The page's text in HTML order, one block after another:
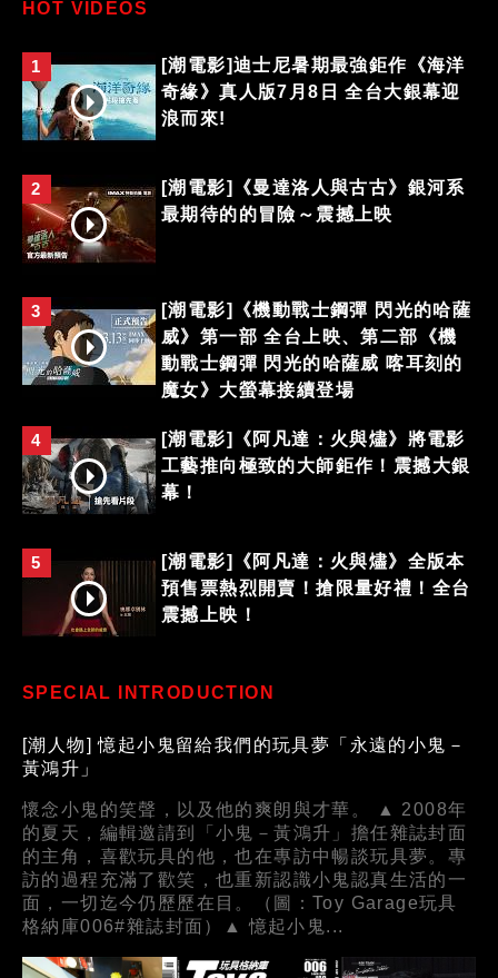
HOT VIDEOS
1
[潮電影]迪士尼暑期最強鉅作《海洋
奇緣》真人版7月8日 全台大銀幕迎
浪而來!
2
[潮電影]《曼達洛人與古古》銀河系
最期待的的冒險～震撼上映
3
[潮電影]《機動戰士鋼彈 閃光的哈薩
威》第一部 全台上映、第二部《機
動戰士鋼彈 閃光的哈薩威 喀耳刻的
魔女》大螢幕接續登場
4
[潮電影]《阿凡達：火與燼》將電影
工藝推向極致的大師鉅作！震撼大銀
幕！
5
[潮電影]《阿凡達：火與燼》全版本
預售票熱烈開賣！搶限量好禮！全台
震撼上映！
SPECIAL INTRODUCTION
[潮人物] 憶起小鬼留給我們的玩具夢「永遠的小鬼－
黃鴻升」
懷念小鬼的笑聲，以及他的爽朗與才華。 ▲ 2008年
的夏天，編輯邀請到「小鬼－黃鴻升」擔任雜誌封面
的主角，喜歡玩具的他，也在專訪中暢談玩具夢。專
訪的過程充滿了歡笑，也重新認識小鬼認真生活的一
面，一切迄今仍歷歷在目。（圖：Toy Garage玩具
格納庫006#雜誌封面）▲ 憶起小鬼...